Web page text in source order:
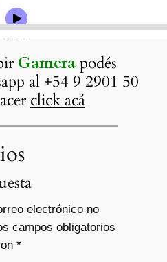
Gamerapodés
al +54 9 2901 50
click acá
electrónico no
campos obligatorios
*